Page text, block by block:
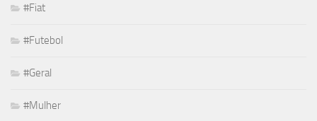
#Fiat
#Futebol
#Geral
#Mulher